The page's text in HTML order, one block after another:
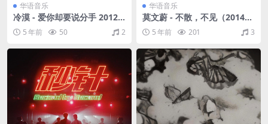
华语音乐
冷漠 - 爱你却要说分手 2012
（WAV+CUE/整轨/594M）
5 年前 50 2
华语音乐
莫文蔚 - 不散，不见（2014/F
LAC/分轨/270M）
5 年前 201 3